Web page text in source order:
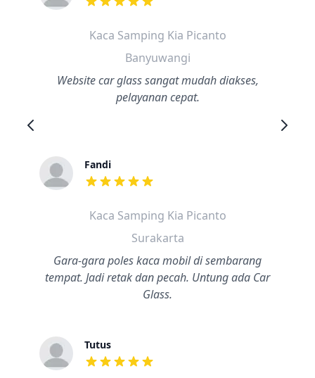
dari ulasan adalah bintang lima
Kaca Samping Kia Picanto
Banyuwangi
Website car glass sangat mudah diakses,
pelayanan cepat.
Fandi
dari ulasan adalah bintang lima
Kaca Samping Kia Picanto
Surakarta
Gara-gara poles kaca mobil di sembarang
tempat. Jadi retak dan pecah. Untung ada Car
Glass.
Tutus
dari ulasan adalah bintang lima